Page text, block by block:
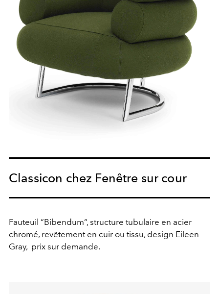
Classicon chez Fenêtre sur cour
Fauteuil “Bibendum“, structure tubulaire en acier
chromé, revêtement en cuir ou tissu, design Eileen
Gray, prix sur demande.